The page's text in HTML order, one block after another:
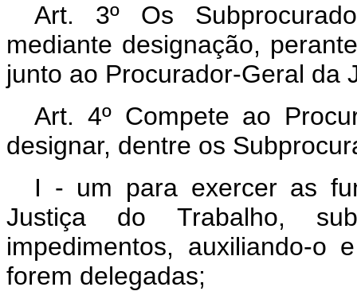
Art. 3º Os
mediante designação,
junto ao Procurador-Geral da
Art. 4º Compete ao
designar, dentre os
I - um para exercer as
Justiça do Trabalho,
impedimentos, auxiliando-o
forem delegadas;